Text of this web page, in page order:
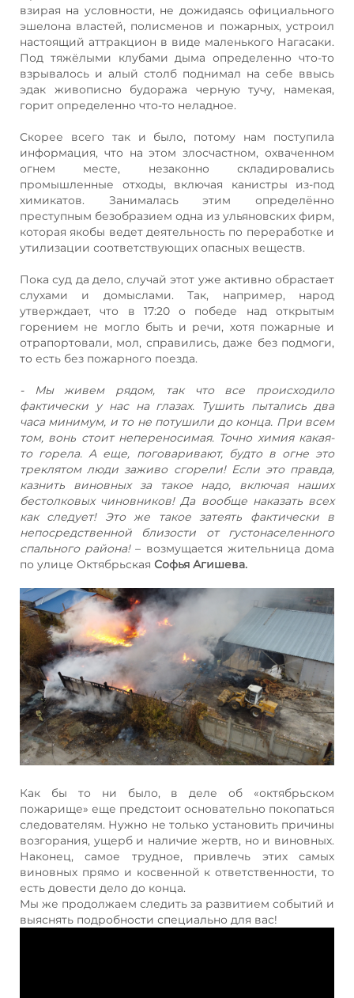
взирая на условности, не дожидаясь официального
эшелона властей, полисменов и пожарных, устроил
настоящий аттракцион в виде маленького Нагасаки.
Под тяжёлыми клубами дыма определенно что-то
взрывалось и алый столб поднимал на себе ввысь
эдак живописно будоража черную тучу, намекая,
горит определенно что-то неладное.
Скорее всего так и было, потому нам поступила
информация, что на этом злосчастном, охваченном
огнем месте, незаконно складировались
промышленные отходы, включая канистры из-под
химикатов. Занималась этим определённо
преступным безобразием одна из ульяновских фирм,
которая якобы ведет деятельность по переработке и
утилизации соответствующих опасных веществ.
Пока суд да дело, случай этот уже активно обрастает
слухами и домыслами. Так, например, народ
утверждает, что в 17:20 о победе над открытым
горением не могло быть и речи, хотя пожарные и
отрапортовали, мол, справились, даже без подмоги,
то есть без пожарного поезда.
- Мы живем рядом, так что все происходило
фактически у нас на глазах. Тушить пытались два
часа минимум, и то не потушили до конца. При всем
том, вонь стоит непереносимая. Точно химия какая-
то горела. А еще, поговаривают, будто в огне это
треклятом люди заживо сгорели! Если это правда,
казнить виновных за такое надо, включая наших
бестолковых чиновников! Да вообще наказать всех
как следует! Это же такое затеять фактически в
непосредственной близости от густонаселенного
спального района!– возмущается жительница дома
по улице Октябрьская Софья Агишева.
Как бы то ни было, в деле об «октябрьском
пожарище» еще предстоит основательно покопаться
следователям. Нужно не только установить причины
возгорания, ущерб и наличие жертв, но и виновных.
Наконец, самое трудное, привлечь этих самых
виновных прямо и косвенной к ответственности, то
есть довести дело до конца.
Мы же продолжаем следить за развитием событий и
выяснять подробности специально для вас!